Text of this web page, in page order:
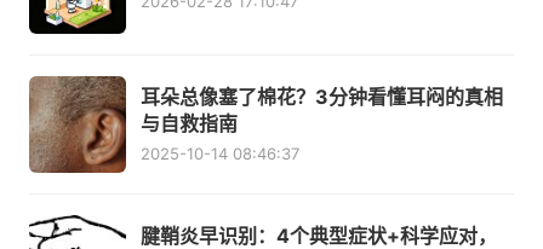
耳朵总像塞了棉花？3分钟看懂耳闷的真相
与自救指南
2025-10-14 08:46:37
腱鞘炎早识别：4个典型症状+科学应对，